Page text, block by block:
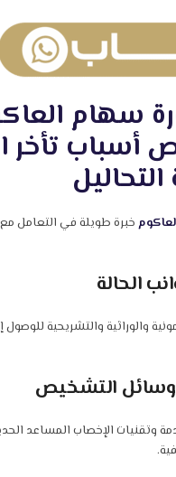
سهام
تأخر
خبرة طويلة في التعامل مع
الحالة
والوراثية والتشريحية
وسائل التشخيص
وتقنيات الإخصاب المساعد